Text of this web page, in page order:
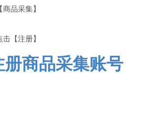
品采集】
【注册】
商品采集账号